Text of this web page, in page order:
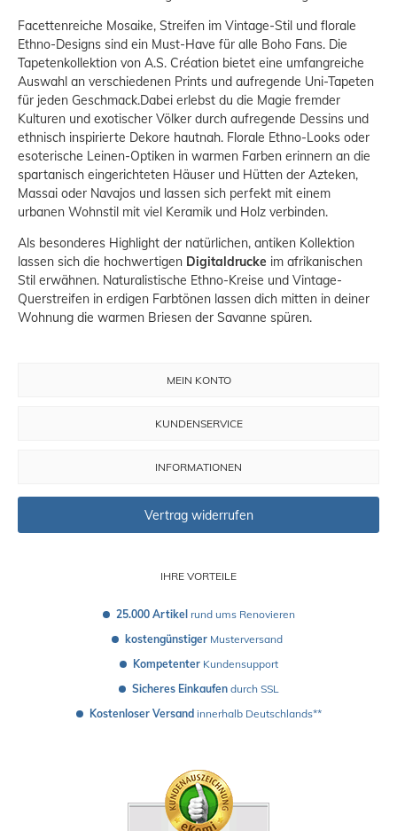
Facettenreiche Mosaike, Streifen im Vintage-Stil und florale
Ethno-Designs sind ein Must-Have für alle Boho Fans. Die
Tapetenkollektion von A.S. Création bietet eine umfangreiche
Auswahl an verschiedenen Prints und aufregende Uni-Tapeten
für jeden Geschmack.Dabei erlebst du die Magie fremder
Kulturen und exotischer Völker durch aufregende Dessins und
ethnisch inspirierte Dekore hautnah. Florale Ethno-Looks oder
esoterische Leinen-Optiken in warmen Farben erinnern an die
spartanisch eingerichteten Häuser und Hütten der Azteken,
Massai oder Navajos und lassen sich perfekt mit einem
urbanen Wohnstil mit viel Keramik und Holz verbinden.
Als besonderes Highlight der natürlichen, antiken Kollektion
lassen sich die hochwertigen Digitaldrucke im afrikanischen
Stil erwähnen. Naturalistische Ethno-Kreise und Vintage-
Querstreifen in erdigen Farbtönen lassen dich mitten in deiner
Wohnung die warmen Briesen der Savanne spüren.
IHRE VORTEILE
25.000 Artikel rund ums Renovieren
kostengünstiger Musterversand
Kompetenter Kundensupport
Sicheres Einkaufen durch SSL
Kostenloser Versand innerhalb Deutschlands**
MEIN KONTO
KUNDENSERVICE
INFORMATIONEN
Vertrag widerrufen